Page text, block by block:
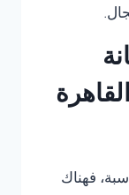
فهناك